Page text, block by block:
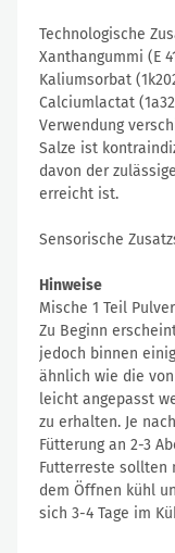
Technologische
Xanthangummi (E
Kaliumsorbat
Calciumlactat
Verwendung
Salze ist
davon der
erreicht ist.
Sensorische
Hinweise
Mische 1 Teil
Zu Beginn
jedoch binnen
ähnlich wie die
leicht angepasst
zu erhalten. Je
Fütterung an 2-3
Futterreste sollten
dem Öffnen kühl
sich 3-4 Tage im